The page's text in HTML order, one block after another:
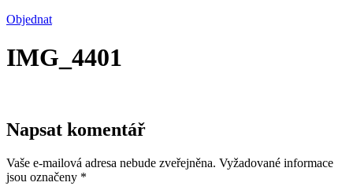
Objednat
IMG_4401
Napsat komentář
Vaše e-mailová adresa nebude zveřejněna. Vyžadované informace
jsou označeny *